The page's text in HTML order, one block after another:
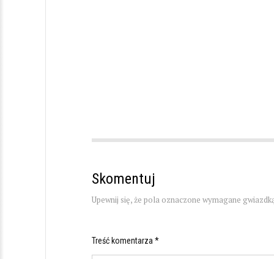
Skomentuj
Upewnij się, że pola oznaczone wymagane
Treść komentarza *